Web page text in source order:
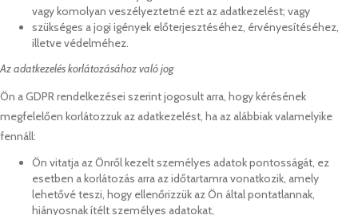
vagy komolyan veszélyeztetné ezt az adatkezelést; vagy
szükséges a jogi igények előterjesztéséhez, érvényesítéséhez,
illetve védelméhez.
Az adatkezelés korlátozásához való jog
Ön a GDPR rendelkezései szerint jogosult arra, hogy kérésének
megfelelően korlátozzuk az adatkezelést, ha az alábbiak valamelyike
fennáll:
Ön vitatja az Önről kezelt személyes adatok pontosságát, ez
esetben a korlátozás arra az időtartamra vonatkozik, amely
lehetővé teszi, hogy ellenőrizzük az Ön által pontatlannak,
hiányosnak ítélt személyes adatokat,